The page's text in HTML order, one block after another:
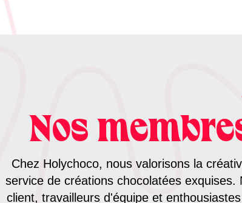
Nos
Chez Holychoco, nous valorisons la
service de créations chocolatées
client, travailleurs d'équipe et